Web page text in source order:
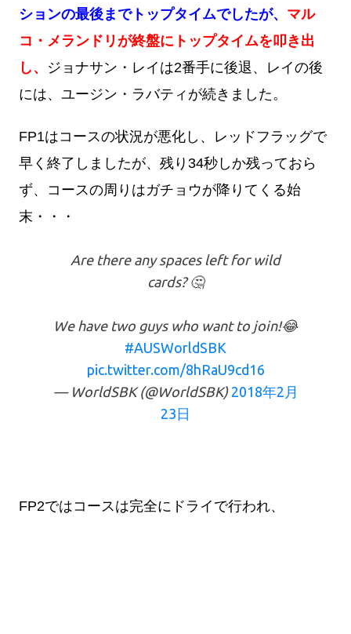
ションの最後までトップタイムでしたが、 マル
コ・メランドリが終盤にトップタイムを叩き出
し、 ジョナサン・レイは2番手に後退、レイの後
には、ユージン・ラバティが続きました。
FP1はコースの状況が悪化し、レッドフラッグで
早く終了しましたが、残り34秒しか残っておら
ず、コースの周りはガチョウが降りてくる始
末・・・
Are there any spaces left for wild
cards? 🤔
We have two guys who want to join!😂
#AUSWorldSBK
pic.twitter.com/8hRaU9cd16
— WorldSBK (@WorldSBK) 2018年2月
23日
FP2ではコースは完全にドライで行われ、